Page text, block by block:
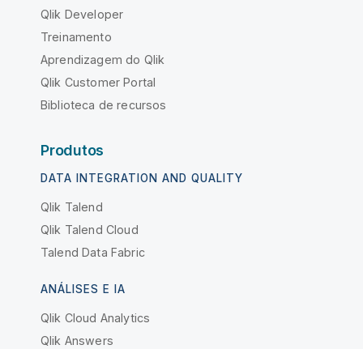
Qlik Developer
Treinamento
Aprendizagem do Qlik
Qlik Customer Portal
Biblioteca de recursos
Produtos
DATA INTEGRATION AND QUALITY
Qlik Talend
Qlik Talend Cloud
Talend Data Fabric
ANÁLISES E IA
Qlik Cloud Analytics
Qlik Answers